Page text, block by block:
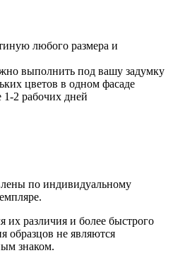
любого размера и
выполнить под вашу задумку
цветов в одном фасаде
1-2 рабочих дней
по индивидуальному
различия и более быстрого
образцов не являются
знаком.